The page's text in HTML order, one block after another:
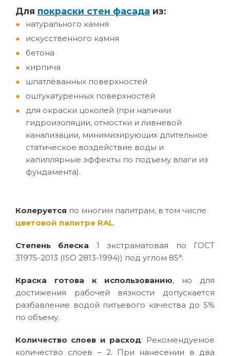
Для покраски стен фасада из:
натурального камня
искусственного камня
бетона
кирпича
шпатлёванных поверхностей
оштукатуренных поверхностей
для окраски цоколей (при наличии
гидроизоляции, отмостки и ливневой
канализации, минимизирующих длительное
статическое воздействие воды и
капиллярные эффекты по подъему влаги из
фундамента).
Колеруется по многим палитрам, в том числе
цветовой палитре RAL.
Степень блеска 1 экстраматовая по ГОСТ
31975-2013 (ISO 2813-1994)) под углом 85°.
Краска готова к использованию, но для
достижения рабочей вязкости допускается
разбавление водой питьевого качества до 5%
по объему.
Количество слоев и расход: Рекомендуемое
количество слоев – 2. При нанесении в два